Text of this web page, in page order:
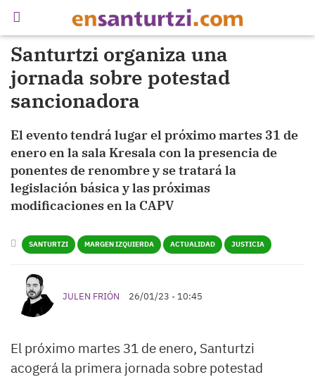
Santurtzi organiza una
jornada sobre potestad
sancionadora
El evento tendrá lugar el próximo martes 31 de
enero en la sala Kresala con la presencia de
ponentes de renombre y se tratará la
legislación básica y las próximas
modificaciones en la CAPV
SANTURTZI MARGEN IZQUIERDA ACTUALIDAD JUSTICIA
JULEN FRIÓN 26/01/23 - 10:45
El próximo martes 31 de enero, Santurtzi
acogerá la primera jornada sobre potestad